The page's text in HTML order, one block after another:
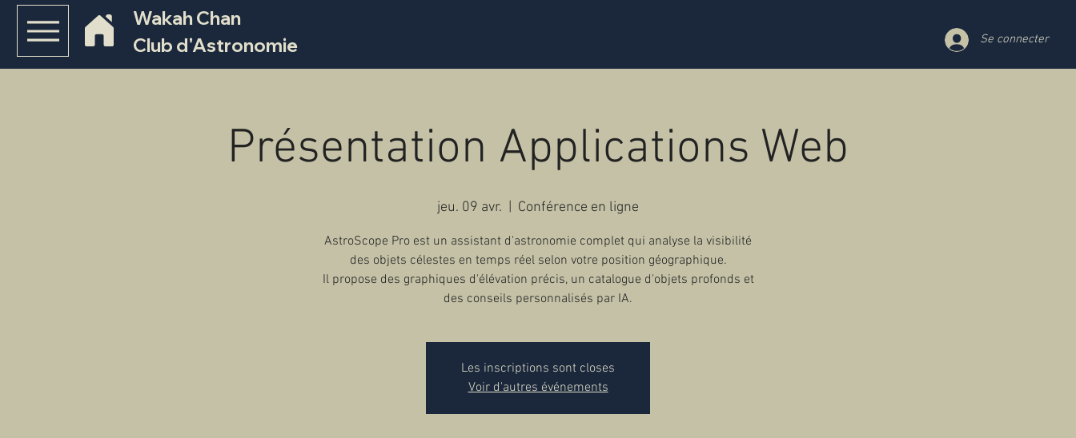
Wakah Chan
Club d'Astronomie
Se connecter
Présentation Applications Web
jeu. 09 avr. Conférence en ligne
AstroScope Pro est un assistant d'astronomie complet qui analyse la visibilité
des objets célestes en temps réel selon votre position géographique.
Il propose des graphiques d'élévation précis, un catalogue d'objets profonds et
des conseils personnalisés par IA.
Les inscriptions sont closes
Voir d'autres événements